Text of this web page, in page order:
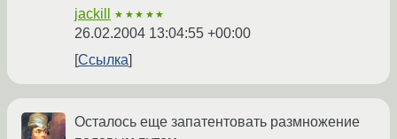
jackill ★★★★★
26.02.2004 13:04:55 +00:00
Ссылка
Осталось еще запатентовать размножение